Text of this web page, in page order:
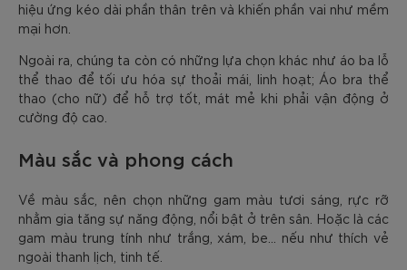
hiệu ứng kéo dài phần thân trên và khiến phần vai như mềm
mại hơn.
Ngoài ra, chúng ta còn có những lựa chọn khác như áo ba lỗ
thể thao để tối ưu hóa sự thoải mái, linh hoạt; Áo bra thể
thao (cho nữ) để hỗ trợ tốt, mát mẻ khi phải vận động ở
cường độ cao.
Màu sắc và phong cách
Về màu sắc, nên chọn những gam màu tươi sáng, rực rỡ
nhằm gia tăng sự năng động, nổi bật ở trên sân. Hoặc là các
gam màu trung tính như trắng, xám, be… nếu như thích vẻ
ngoài thanh lịch, tinh tế.